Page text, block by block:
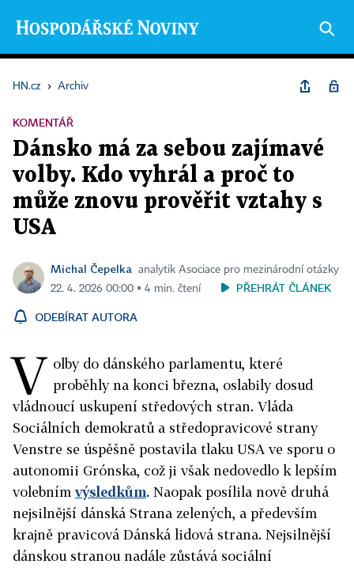
HN.cz › Archiv
KOMENTÁŘ
Dánsko má za sebou zajímavé
volby. Kdo vyhrál a proč to
může znovu prověřit vztahy s
USA
Michal Čepelka
analytik Asociace pro mezinárodní otázky
22. 4. 2026 00:00 ▪ 4 min. čtení
PŘEHRÁT ČLÁNEK
ODEBÍRAT AUTORA
V olby do dánského parlamentu, které
proběhly na konci března, oslabily dosud
vládnoucí uskupení středových stran. Vláda
Sociálních demokratů a středopravicové strany
Venstre se úspěšně postavila tlaku USA ve sporu o
autonomii Grónska, což ji však nedovedlo k lepším
volebnímvýsledkům. Naopak posílila nově druhá
nejsilnější dánská Strana zelených, a především
krajně pravicová Dánská lidová strana. Nejsilnější
dánskou stranou nadále zůstává sociální